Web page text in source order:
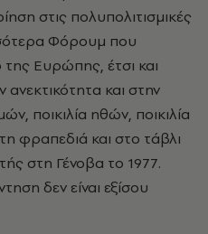
στις πολυπολιτισμικές
Φόρουμ που
Ευρώπης, έτσι και
και στην
ποικιλία ηθών, ποικιλία
φραπεδιά και στο τάβλι
στη Γένοβα το 1977.
δεν είναι εξίσου